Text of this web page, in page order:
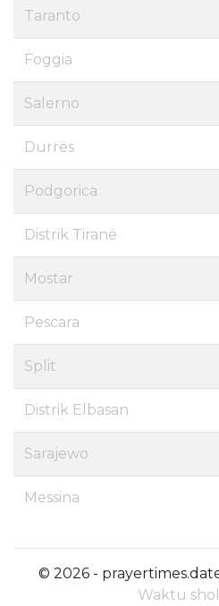
Taranto
Foggia
Salerno
Durrës
Podgorica
Distrik Tiranë
Mostar
Pescara
Split
Distrik Elbasan
Sarajewo
Messina
© 2026 -
Waktu